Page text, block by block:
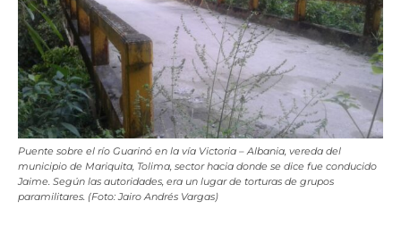
Puente sobre el río Guarinó en la vía Victoria – Albania, vereda del
municipio de Mariquita, Tolima, sector hacia donde se dice fue conducido
Jaime. Según las autoridades, era un lugar de torturas de grupos
paramilitares. (Foto: Jairo Andrés Vargas)